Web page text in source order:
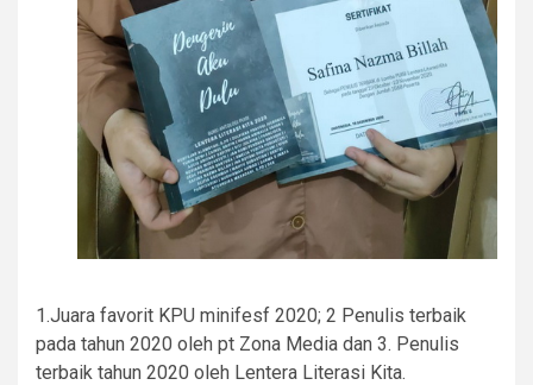
1.Juara favorit KPU minifesf 2020; 2 Penulis terbaik
pada tahun 2020 oleh pt Zona Media dan 3. Penulis
terbaik tahun 2020 oleh Lentera Literasi Kita.